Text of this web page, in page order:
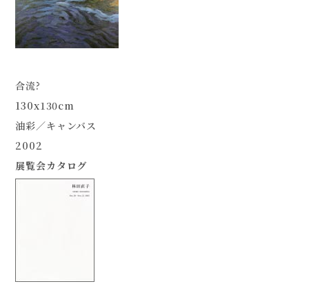
合流?
130x130cm
油彩／キャンバス
2002
展覧会カタログ